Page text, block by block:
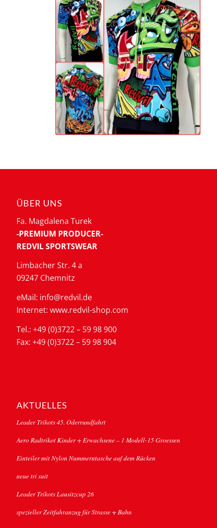
ÜBER UNS
Fa. Magdalena Turek
-PREMIUM PRODUCER-
REDVIL SPORTSWEAR
Limbacher Str. 4 a
09247 Chemnitz
eMail: info@redvil.de
Internet: www.redvil-shop.com
Tel.: +49 (0)3722 – 59 98 900
Fax: +49 (0)3722 – 59 98 904
AKTUELLES
Leader Trikots 45. Oderrundfahrt
Aero Radtrikot Kinder + Erwachsene – 1 Modell-15 Groessen
Einteiler mit Nylon Nummerntasche auf dem Rücken
neue tri suit
Leader Trikots Lausitzcup 26
spezieller Zeitfahranzug für Strasse + Bahn